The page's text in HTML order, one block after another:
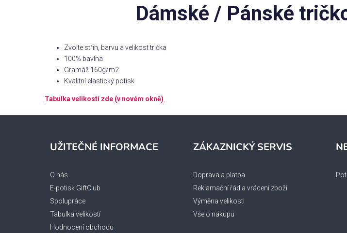
Dámské / Pánské
Zvolte střih, barvu a velikost trička
100% bavlna
Gramáž 160g/m2
Kvalitní elastický potisk
Tabulka velikostí zde (v novém okně)
UŽITEČNÉ INFORMACE
O nás
E-potisk GiftClub
Spolupráce
Tabulka velikostí
Hodnocení obchodu
ZÁKAZNICKÝ SERVIS
Doprava a platba
Reklamační řád a vrácení zboží
Výměna velikosti
Vše o nákupu